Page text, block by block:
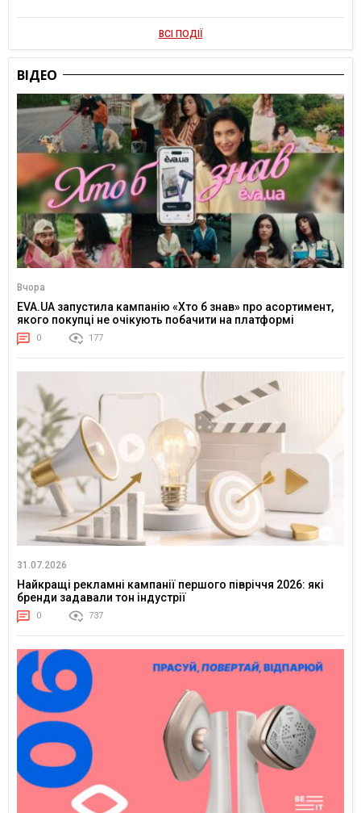
ВСІ ПОДІЇ
ВІДЕО
Вчора
EVA.UA запустила кампанію «Хто б знав» про асортимент,
якого покупці не очікують побачити на платформі
0 177
31.07.2026
Найкращі рекламні кампанії першого півріччя 2026: які
бренди задавали тон індустрії
0 737